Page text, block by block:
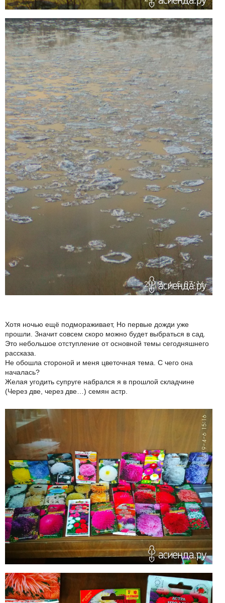
Хотя ночью ещё подмораживает, Но первые дожди уже
прошли. Значит совсем скоро можно будет выбраться в сад.
Это небольшое отступление от основной темы сегодняшнего
рассказа.
Не обошла стороной и меня цветочная тема. С чего она
началась?
Желая угодить супруге набрался я в прошлой складчине
(Через две, через две…) семян астр.